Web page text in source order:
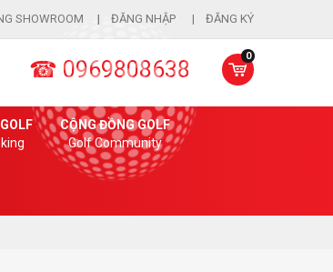
ĐĂNG NHẬP ĐĂNG KÝ
SHOWROOM
0
☎ 0969808638
CỘNG ĐỒNG GOLF
Golf Community